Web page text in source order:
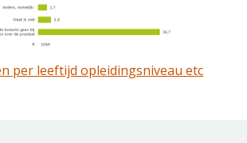
per leeftijd opleidingsniveau etc